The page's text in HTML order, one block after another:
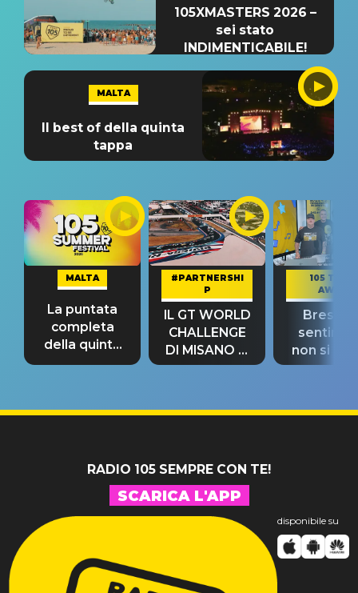
105XMASTERS 2026 –
sei stato
INDIMENTICABILE!
MALTA
Il best of della quinta
tappa
MALTA
La puntata
completa
della quinta
tappa
#PARTNERSHI
P
IL GT WORLD
CHALLENGE
DI MISANO si
riconferma
105 TAKE
AWAY
Bresh:
non si
fino alla
RADIO 105 SEMPRE CON TE!
SCARICA L'APP
disponibile su